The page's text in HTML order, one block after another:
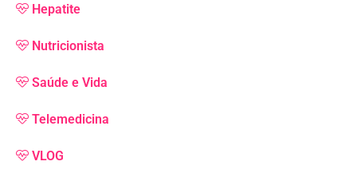
Hepatite
Nutricionista
Saúde e Vida
Telemedicina
VLOG